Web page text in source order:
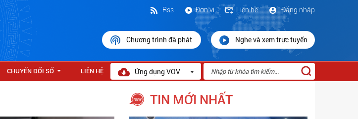
Đăng nhập
Liên hệ
Đơn vị
Rss
Chương trình đã phát Nghe và xem trực tuyến
CHUYỂN ĐỔI SỐ LIÊN HỆ Ứng dụng VOV
TIN MỚI NHẤT